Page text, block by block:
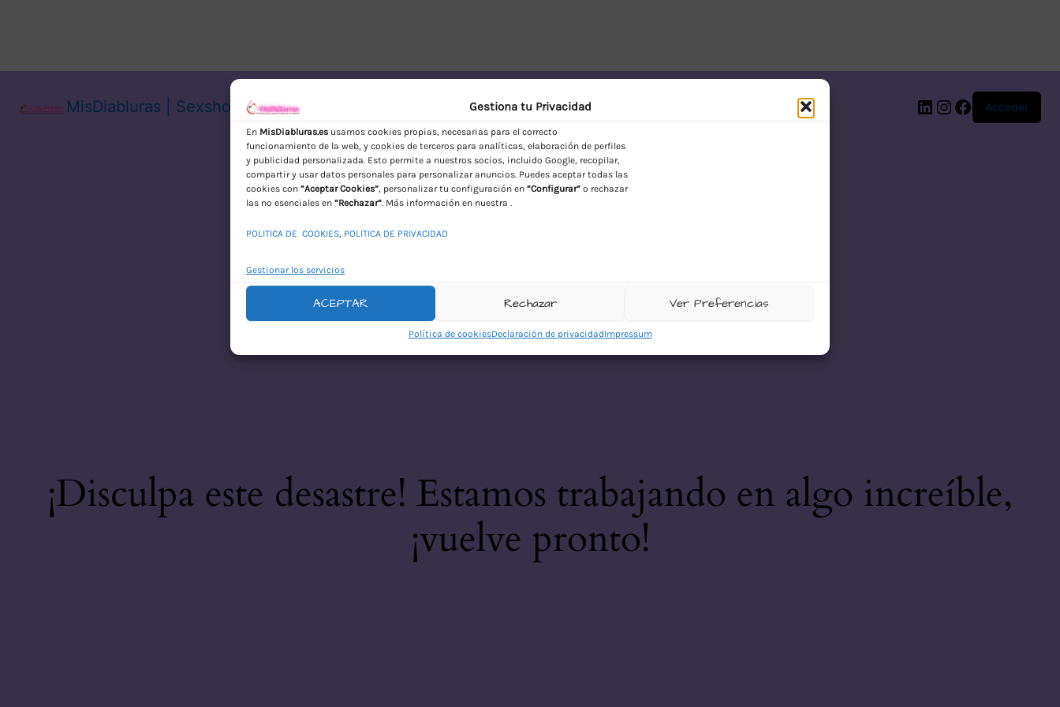
Gestiona tu Privacidad
En MisDiabluras.es usamos cookies propias, necesarias para el correcto
funcionamiento de la web, y cookies de terceros para analíticas, elaboración de perfiles
y publicidad personalizada. Esto permite a nuestros socios, incluido Google, recopilar,
compartir y usar datos personales para personalizar anuncios. Puedes aceptar todas las
cookies con “Aceptar Cookies”, personalizar tu configuración en “Configurar” o rechazar
las no esenciales en “Rechazar”. Más información en nuestra .
POLITICA DE COOKIES, POLITICA DE PRIVACIDAD
Gestionar los servicios
ACEPTAR Rechazar Ver Preferencias
Política de cookiesDeclaración de privacidadImpressum
MisDiabluras | Sexshop Online con Envío Discreto en España
LinkedIn
Instagram
Facebook
Acceder
¡Disculpa este desastre! Estamos trabajando en algo increíble,
¡vuelve pronto!